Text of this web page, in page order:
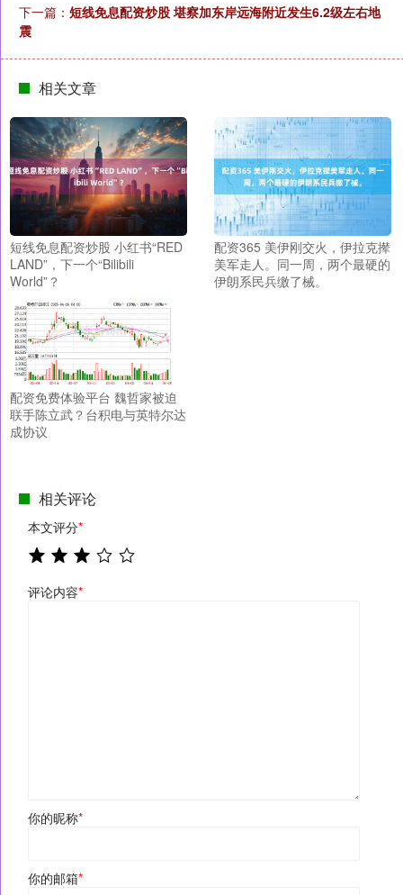
下一篇： 短线免息配资炒股 堪察加东岸远海附近发生6.2级左右地
震
相关文章
短线免息配资炒股 小红书“RED
LAND”，下一个“Bilibili
World”？
配资365 美伊刚交火，伊拉克撵
美军走人。同一周，两个最硬的
伊朗系民兵缴了械。
配资免费体验平台 魏哲家被迫
联手陈立武？台积电与英特尔达
成协议
相关评论
本文评分*
评论内容*
你的昵称*
你的邮箱*